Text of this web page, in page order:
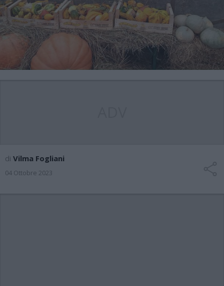
di Vilma Fogliani
04 Ottobre 2023